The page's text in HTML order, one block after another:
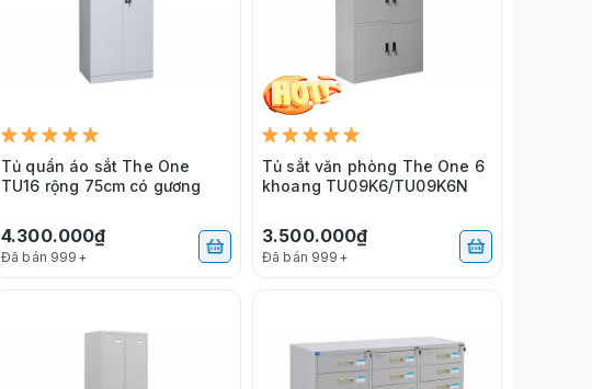
Tủ quần áo sắt The One
TU16 rộng 75cm có gương
4.300.000₫
Đã bán 999+
Tủ sắt văn phòng The One 6
khoang TU09K6/TU09K6N
3.500.000₫
Đã bán 999+